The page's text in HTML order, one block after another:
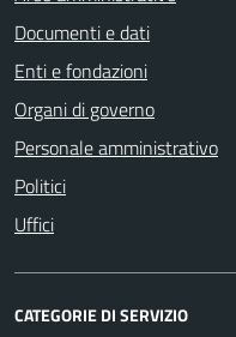
Documenti e dati
Enti e fondazioni
Organi di governo
Personale amministrativo
Politici
Uffici
CATEGORIE DI SERVIZIO